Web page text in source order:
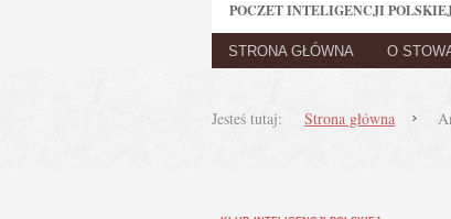
POCZET INTELIGENCJI
STRONA GŁÓWNA O
Jesteś tutaj: Strona główna